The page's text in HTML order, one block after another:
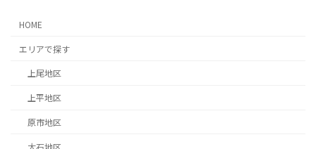
HOME
エリアで探す
上尾地区
上平地区
原市地区
大石地区